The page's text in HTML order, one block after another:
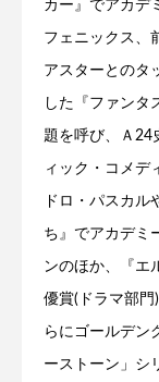
カー』でアカデ
フェニックス、
アスターとのタ
した『ファンタ
題を呼び、Ａ24
ィック・コメデ
ドロ・パスカ
ち』でアカデミ
ンのほか、『エ
優賞(ドラマ部門
らにゴールデン
ーストーン」シ